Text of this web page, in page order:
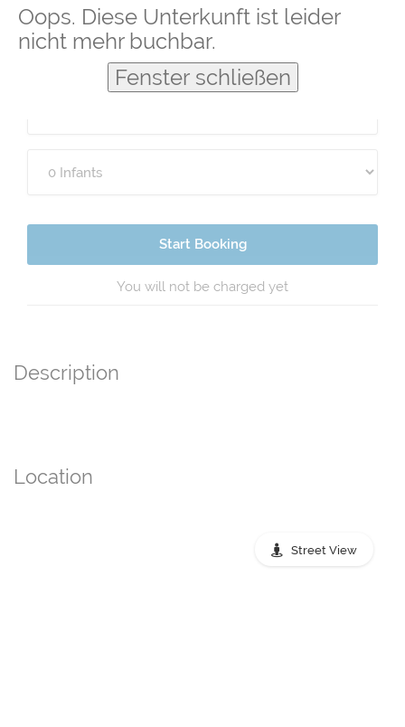
Oops. Diese Unterkunft ist leider
nicht mehr buchbar.
Fenster schließen
Guests
Start Booking
You will not be charged yet
Description
Location
Street View